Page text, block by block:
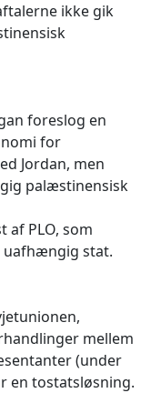
ikke gik
foreslog en
for
Jordan, men
palæstinensisk
af PLO, som
stat.
mellem
(under
en tostatsløsning.